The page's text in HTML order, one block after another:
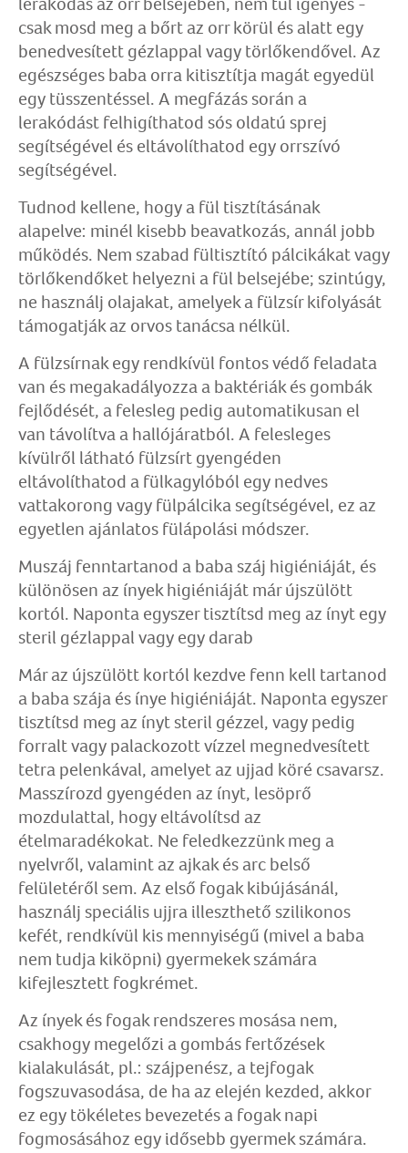
csak mosd meg a bőrt az orr körül és alatt egy
benedvesített gézlappal vagy törlőkendővel. Az
egészséges baba orra kitisztítja magát egyedül
egy tüsszentéssel. A megfázás során a
lerakódást felhigíthatod sós oldatú sprej
segítségével és eltávolíthatod egy orrszívó
segítségével.
Tudnod kellene, hogy a fül tisztításának
alapelve: minél kisebb beavatkozás, annál jobb
működés. Nem szabad fültisztító pálcikákat vagy
törlőkendőket helyezni a fül belsejébe; szintúgy,
ne használj olajakat, amelyek a fülzsír kifolyását
támogatják az orvos tanácsa nélkül.
A fülzsírnak egy rendkívül fontos védő feladata
van és megakadályozza a baktériák és gombák
fejlődését, a felesleg pedig automatikusan el
van távolítva a hallójáratból. A felesleges
kívülről látható fülzsírt gyengéden
eltávolíthatod a fülkagylóból egy nedves
vattakorong vagy fülpálcika segítségével, ez az
egyetlen ajánlatos fülápolási módszer.
Muszáj fenntartanod a baba száj higiéniáját, és
különösen az ínyek higiéniáját már újszülött
kortól. Naponta egyszer tisztítsd meg az ínyt egy
steril gézlappal vagy egy darab
Már az újszülött kortól kezdve fenn kell tartanod
a baba szája és ínye higiéniáját. Naponta egyszer
tisztítsd meg az ínyt steril gézzel, vagy pedig
forralt vagy palackozott vízzel megnedvesített
tetra pelenkával, amelyet az ujjad köré csavarsz.
Masszírozd gyengéden az ínyt, lesöprő
mozdulattal, hogy eltávolítsd az
ételmaradékokat. Ne feledkezzünk meg a
nyelvről, valamint az ajkak és arc belső
felületéről sem. Az első fogak kibújásánál,
használj speciális ujjra illeszthető szilikonos
kefét, rendkívül kis mennyiségű (mivel a baba
nem tudja kiköpni) gyermekek számára
kifejlesztett fogkrémet.
Az ínyek és fogak rendszeres mosása nem,
csakhogy megelőzi a gombás fertőzések
kialakulását, pl.: szájpenész, a tejfogak
fogszuvasodása, de ha az elején kezded, akkor
ez egy tökéletes bevezetés a fogak napi
fogmosásához egy idősebb gyermek számára.